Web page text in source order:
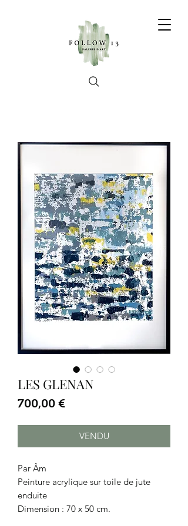
LES GLENAN
700,00 €
VENDU
Par Âm
Peinture acrylique sur toile de jute
enduite
Dimension : 70 x 50 cm.